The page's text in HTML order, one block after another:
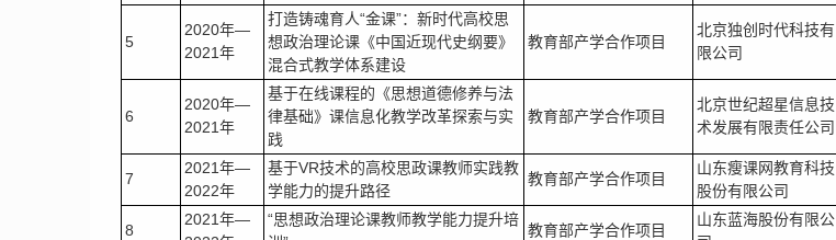
5
2020年—
2021年
打造铸魂育人“金课”：新时代高校思
想政治理论课《中国近现代史纲要》
混合式教学体系建设
教育部产学合作项目
北京独创时代科技有
限公司
6
2020年—
2021年
基于在线课程的《思想道德修养与法
律基础》课信息化教学改革探索与实
践
教育部产学合作项目
北京世纪超星信息技
术发展有限责任公司
7
2021年—
2022年
基于VR技术的高校思政课教师实践教
学能力的提升路径
教育部产学合作项目
山东瘦课网教育科技
股份有限公司
8
2021年—
“思想政治理论课教师教学能力提升培
教育部产学合作项目
山东蓝海股份有限公